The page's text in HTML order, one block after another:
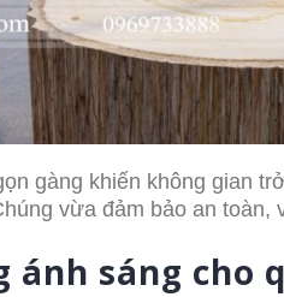
gàng khiến không gian
vừa đảm bảo an toàn,
ánh sáng cho